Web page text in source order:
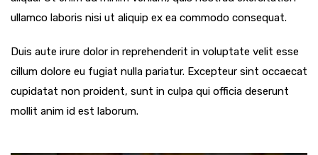
ullamco laboris nisi ut aliquip ex ea commodo consequat.
Duis aute irure dolor in reprehenderit in voluptate velit esse
cillum dolore eu fugiat nulla pariatur. Excepteur sint occaecat
cupidatat non proident, sunt in culpa qui officia deserunt
mollit anim id est laborum.